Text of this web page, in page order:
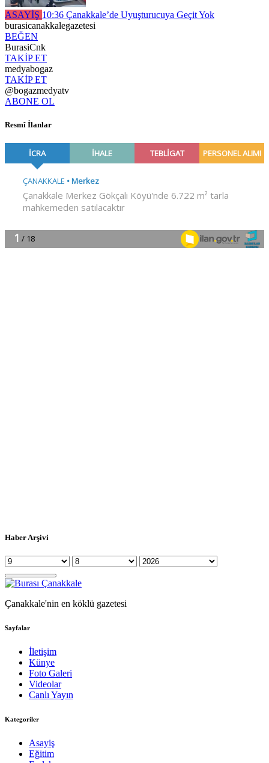
ASAYİŞ 10:36 Çanakkale’de Uyuşturucuya Geçit Yok
burasicanakkalegazetesi
BEĞEN
BurasiCnk
TAKİP ET
medyabogaz
TAKİP ET
@bogazmedyatv
ABONE OL
Resmî İlanlar
Haber Arşivi
Çanakkale'nin en köklü gazetesi
Sayfalar
İletişim
Künye
Foto Galeri
Videolar
Canlı Yayın
Kategoriler
Asayiş
Eğitim